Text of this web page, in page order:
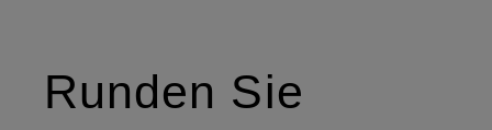
Runden Sie